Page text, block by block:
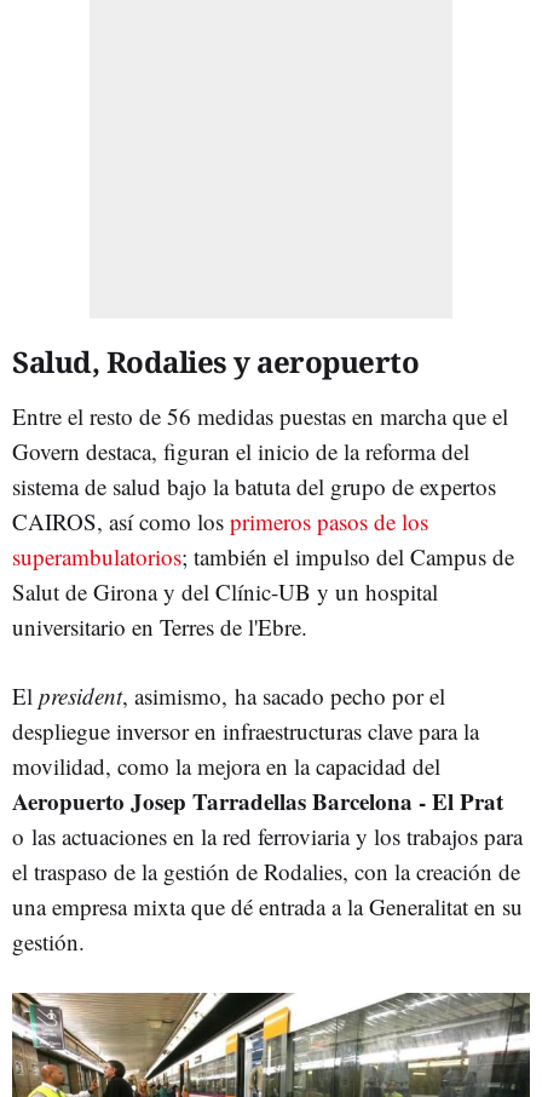
Salud, Rodalies y aeropuerto
Entre el resto de 56 medidas puestas en marcha que el
Govern destaca, figuran el inicio de la reforma del
sistema de salud bajo la batuta del grupo de expertos
CAIROS, así como los primeros pasos de los
superambulatorios; también el impulso del Campus de
Salut de Girona y del Clínic-UB y un hospital
universitario en Terres de l'Ebre.
El president, asimismo, ha sacado pecho por el
despliegue inversor en infraestructuras clave para la
movilidad, como la mejora en la capacidad del
Aeropuerto Josep Tarradellas Barcelona - El Prat
o las actuaciones en la red ferroviaria y los trabajos para
el traspaso de la gestión de Rodalies, con la creación de
una empresa mixta que dé entrada a la Generalitat en su
gestión.